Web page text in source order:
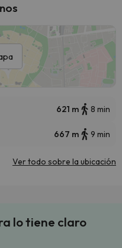
621 m 8 min
667 m 9 min
Ver todo sobre la ubicación
lo tiene claro